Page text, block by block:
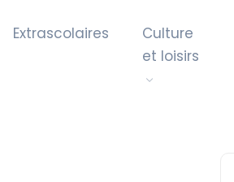
Extrascolaires
Culture
et loisirs